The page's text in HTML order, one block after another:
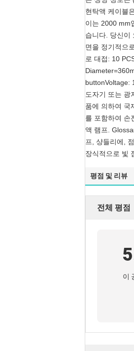
현탁액 케이블
이는 2000 mm
습니다. 당신이
면을 정기적으
로 대접: 10
buttonVoltage:
도자기 또는 광
품에 의하여 국
를 포함하여 손
액 램프.
프, 샹들리에,
장식적으로 빛
평점 및 리뷰
전체 평점
이